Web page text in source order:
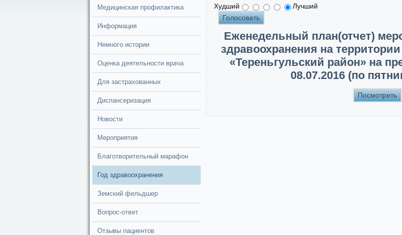
Медицинская профилактика
Информация
Немного истории
Оценка деятельности врача
Для застрахованных
Диспансеризация
Новости
Мероприятия
Благотворительный марафон
Год здравоохранения
Земский фельдшер
Вопрос-ответ
Отзывы пациентов
Худший
Лучший
Еженедельный план(отчет)
здравоохранения на
«Тереньгульский район» на
08.07.2016 (по
Посмотреть